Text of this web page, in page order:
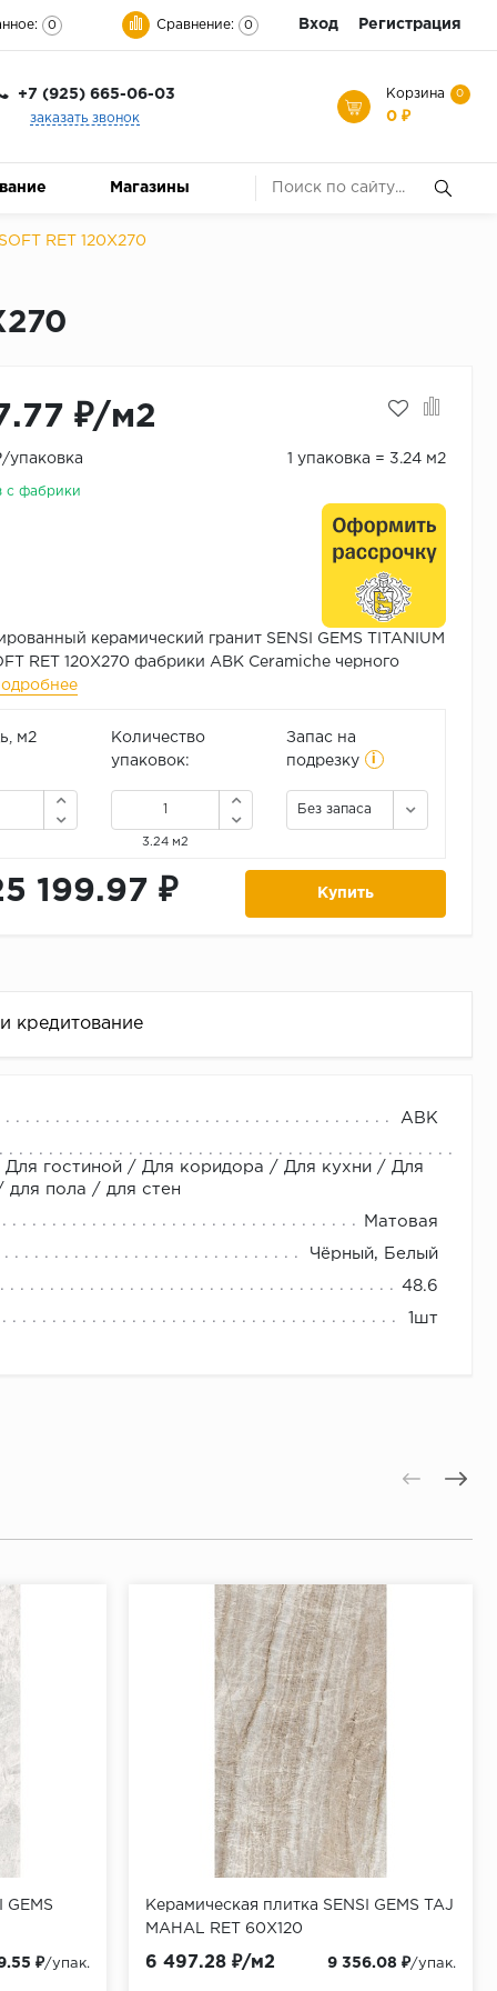
0 Сравнение: 0 Вход Регистрация
+7 (925) 665-06-03
заказать звонок
Корзина 0
0 ₽
Магазины
RET 120X270
₽/м2
упаковка 1 упаковка = 3.24 м2
с фабрики
керамический гранит SENSI GEMS TITANIUM
RET 120X270 фабрики ABK Ceramiche черного
м2
Количество
упаковок:
3.24 м2
Запас на
подрезку
i
Без запаса
199.97 ₽ Купить
кредитование
ABK
гостиной / Для коридора / Для кухни / Для
пола / для стен
Матовая
Чёрный, Белый
48.6
1шт
GEMS
₽/упак.
Керамическая плитка SENSI GEMS TAJ
MAHAL RET 60X120
6 497.28 ₽/м2 9 356.08 ₽/упак.